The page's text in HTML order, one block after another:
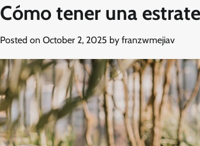
Cómo tener una
Posted on October 2, 2025 by franzwmejiav